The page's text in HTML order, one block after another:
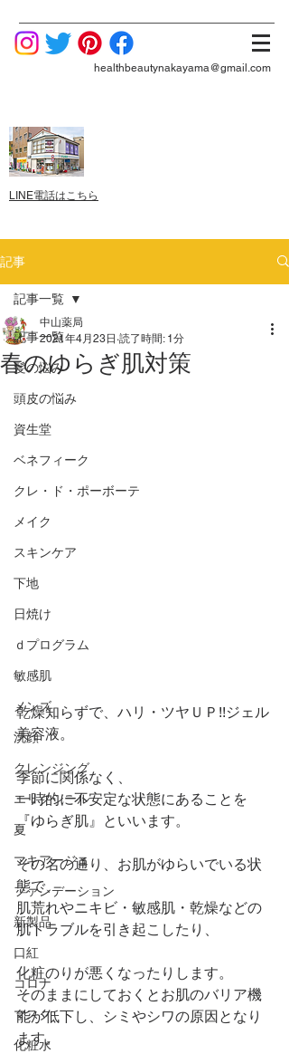
healthbeautynakayama@gmail.com
LINE電話はこちら
記事
記事一覧
髪の悩み
頭皮の悩み
資生堂
ベネフィーク
クレ・ド・ポーボーテ
メイク
スキンケア
下地
日焼け
ｄプログラム
敏感肌
メンズ
洗顔
クレンジング
エリクシール
夏
マキアージュ
ファンデーション
新製品
口紅
コロナ
マスク
化粧水
記事一覧
春のゆらぎ肌対策
中山薬局
2021年4月23日 読了時間: 1分
乾燥知らずで、ハリ・ツヤＵＰ!!ジェル
美容液。
季節に関係なく、
一時的に不安定な状態にあることを
『ゆらぎ肌』といいます。
その名の通り、お肌がゆらいでいる状
態で、
肌荒れやニキビ・敏感肌・乾燥などの
肌トラブルを引き起こしたり、
化粧のりが悪くなったりします。
そのままにしておくとお肌のバリア機
能が低下し、シミやシワの原因となり
ます。